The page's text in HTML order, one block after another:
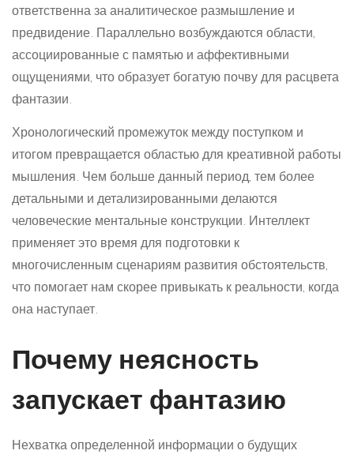
ответственна за аналитическое размышление и
предвидение. Параллельно возбуждаются области,
ассоциированные с памятью и аффективными
ощущениями, что образует богатую почву для расцвета
фантазии.
Хронологический промежуток между поступком и
итогом превращается областью для креативной работы
мышления. Чем больше данный период, тем более
детальными и детализированными делаются
человеческие ментальные конструкции. Интеллект
применяет это время для подготовки к
многочисленным сценариям развития обстоятельств,
что помогает нам скорее привыкать к реальности, когда
она наступает.
Почему неясность
запускает фантазию
Нехватка определенной информации о будущих